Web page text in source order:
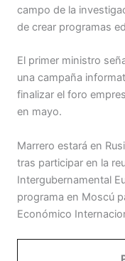
campo de la
de crear programas
El primer ministro
una campaña
finalizar el foro
en mayo.
Marrero estará en
tras participar en la
Intergubernamental
programa en Moscú
Económico